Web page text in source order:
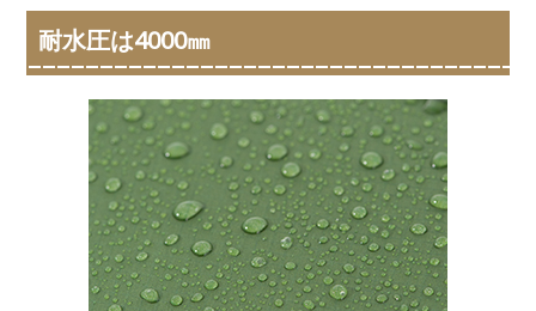
耐水圧は4000㎜